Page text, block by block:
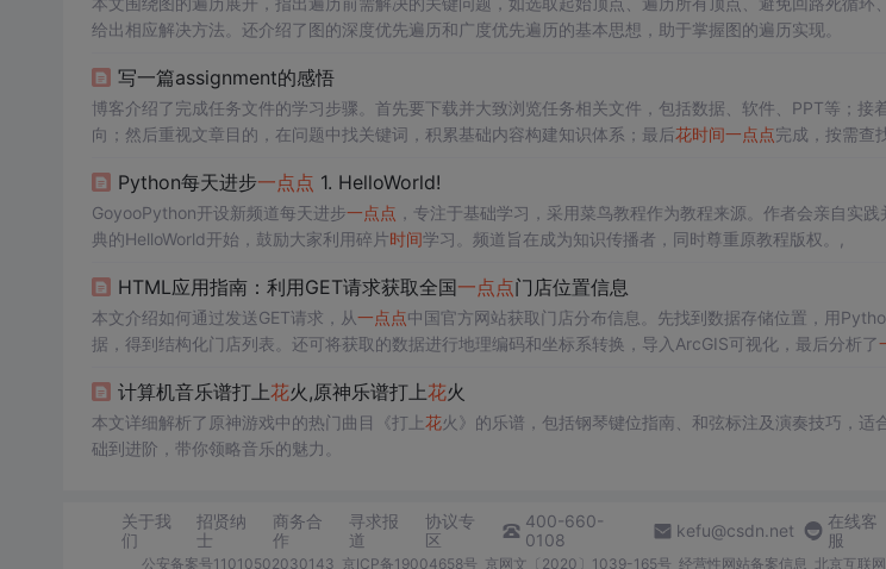
给出相应解决方法。还介绍了图的深度优先遍历和广度优先遍历的基本思想，助于掌握图的遍历实现。
写一篇assignment的感悟
博客介绍了完成任务文件的学习步骤。首先要下载并大致浏览任务相关文件，包括数据、软件、PPT等；接
向；然后重视文章目的，在问题中找关键词，积累基础内容构建知识体系；最后花时间一点点完成，按需查
Python每天进步一点点 1. HelloWorld!
GoyooPython开设新频道每天进步一点点 ，专注于基础学习，采用菜鸟教程作为教程来源。作者会亲自实
典的HelloWorld开始，鼓励大家利用碎片时间学习。频道旨在成为知识传播者，同时尊重原教程版权。,
HTML应用指南：利用GET请求获取全国一点点门店位置信息
本文介绍如何通过发送GET请求，从一点点中国官方网站获取门店分布信息。先找到数据存储位置，用
据，得到结构化门店列表。还可将获取的数据进行地理编码和坐标系转换，导入ArcGIS可视化，最后分析了
计算机音乐谱打上花火,原神乐谱打上花火
本文详细解析了原神游戏中的热门曲目《打上花火》的乐谱，包括钢琴键位指南、和弦标注及演奏技巧，适
础到进阶，带你领略音乐的魅力。
关于我
们
招贤纳
士
商务合
作
寻求报
道
协议专
区
400-660-
0108
kefu@csdn.net
在线客
服
公安备案号11010502030143 京ICP备19004658号 京网文〔2020〕1039-165号 经营性网站备案信息 北京互联